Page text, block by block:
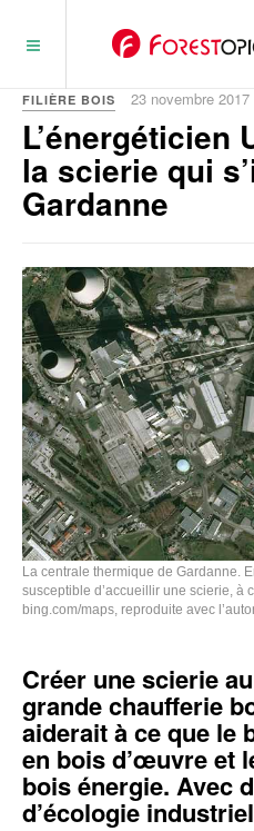
FILIÈRE BOIS 23 novembre 2017
L’énergéticien
la scierie qui
Gardanne
La centrale thermique de Gardanne.
susceptible d’accueillir une scierie, à
bing.com/maps, reproduite avec
Créer une scierie
grande chaufferie
aiderait à ce que le
en bois d’œuvre et
bois énergie. Avec
d’écologie